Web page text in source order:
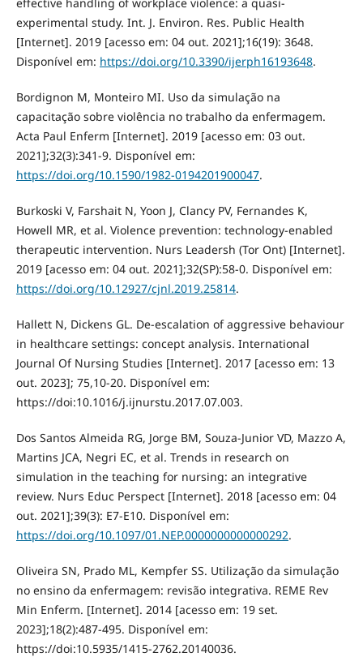
experimental study. Int. J. Environ. Res. Public Health
[Internet]. 2019 [acesso em: 04 out. 2021];16(19): 3648.
Disponível em: https://doi.org/10.3390/ijerph16193648.
Bordignon M, Monteiro MI. Uso da simulação na
capacitação sobre violência no trabalho da enfermagem.
Acta Paul Enferm [Internet]. 2019 [acesso em: 03 out.
2021];32(3):341-9. Disponível em:
https://doi.org/10.1590/1982-0194201900047.
Burkoski V, Farshait N, Yoon J, Clancy PV, Fernandes K,
Howell MR, et al. Violence prevention: technology-enabled
therapeutic intervention. Nurs Leadersh (Tor Ont) [Internet].
2019 [acesso em: 04 out. 2021];32(SP):58-0. Disponível em:
https://doi.org/10.12927/cjnl.2019.25814.
Hallett N, Dickens GL. De-escalation of aggressive behaviour
in healthcare settings: concept analysis. International
Journal Of Nursing Studies [Internet]. 2017 [acesso em: 13
out. 2023]; 75,10-20. Disponível em:
https://doi:10.1016/j.ijnurstu.2017.07.003.
Dos Santos Almeida RG, Jorge BM, Souza-Junior VD, Mazzo A,
Martins JCA, Negri EC, et al. Trends in research on
simulation in the teaching for nursing: an integrative
review. Nurs Educ Perspect [Internet]. 2018 [acesso em: 04
out. 2021];39(3): E7-E10. Disponível em:
https://doi.org/10.1097/01.NEP.0000000000000292.
Oliveira SN, Prado ML, Kempfer SS. Utilização da simulação
no ensino da enfermagem: revisão integrativa. REME Rev
Min Enferm. [Internet]. 2014 [acesso em: 19 set.
2023];18(2):487-495. Disponível em:
https://doi:10.5935/1415-2762.20140036.